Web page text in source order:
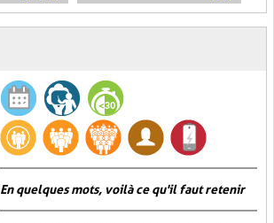
En quelques mots, voilà ce qu'il faut retenir